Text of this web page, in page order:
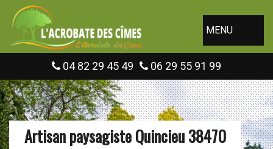
MENU
04 82 29 45 49 06 29 55 91 99
Artisan paysagiste Quincieu 38470